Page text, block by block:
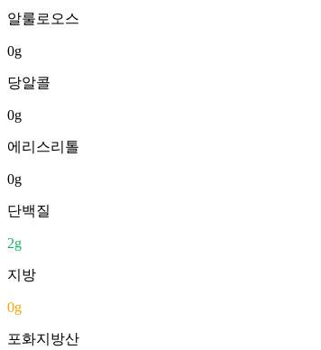
알룰로오스
0g
당알콜
0g
에리스리톨
0g
단백질
2g
지방
0g
포화지방산